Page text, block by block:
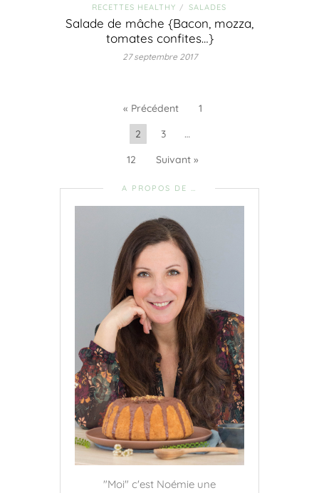
RECETTES HEALTHY / SALADES
Salade de mâche {Bacon, mozza,
tomates confites…}
27 septembre 2017
« Précédent
1
2
3
…
12
Suivant »
A PROPOS DE …
"Moi" c'est Noémie une